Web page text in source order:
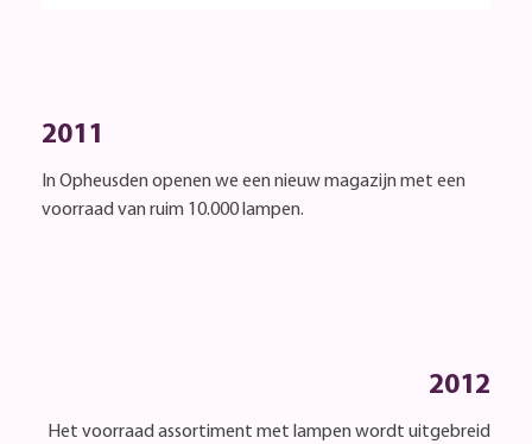
2011
In Opheusden openen we een nieuw magazijn met een
voorraad van ruim 10.000 lampen.
2012
Het voorraad assortiment met lampen wordt uitgebreid